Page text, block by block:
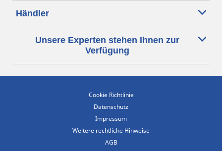
Händler
Unsere Experten stehen Ihnen zur
Verfügung
Cookie Richtlinie
Datenschutz
Impressum
Weitere rechtliche Hinweise
AGB